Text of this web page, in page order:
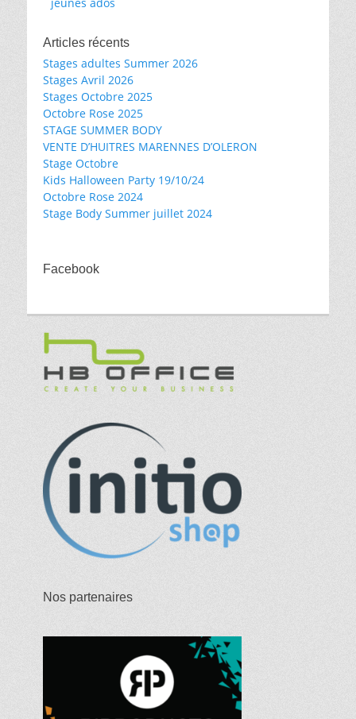
l’article
Articles récents
Stages adultes Summer 2026
Stages Avril 2026
Stages Octobre 2025
Octobre Rose 2025
STAGE SUMMER BODY
VENTE D’HUITRES MARENNES D’OLERON
Stage Octobre
Kids Halloween Party 19/10/24
Octobre Rose 2024
Stage Body Summer juillet 2024
Facebook
Nos partenaires